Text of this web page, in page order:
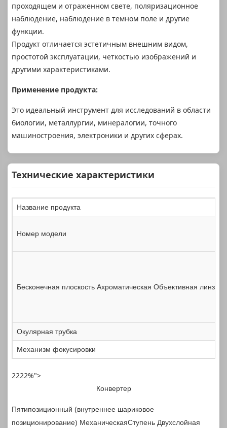
проходящем и отраженном свете, поляризационное
наблюдение, наблюдение в темном поле и другие
функции.
Продукт отличается эстетичным внешним видом,
простотой эксплуатации, четкостью изображений и
другими характеристиками.
Применение продукта:
Это идеальный инструмент для исследований в области
биологии, металлургии, минералогии, точного
машиностроения, электроники и других сферах.
Технические характеристики
Название продукта
Номер модели
Бесконечная плоскость Ахроматическая Объективная линза
Окулярная трубка
Механизм фокусировки
2222%">
Конвертер
Пятипозиционный (внутреннее шариковое
позиционирование) МеханическаяСтупень Двухслойная